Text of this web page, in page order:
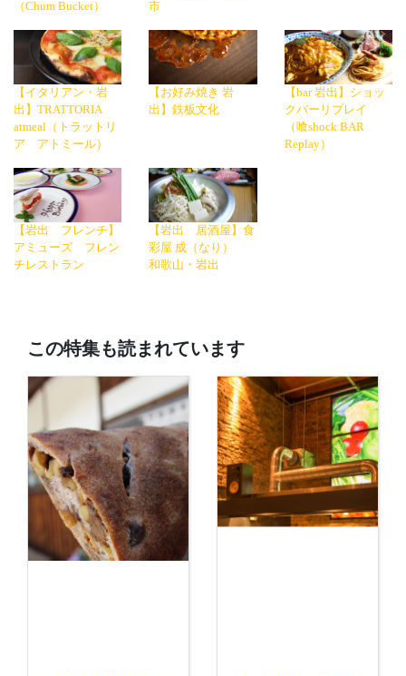
（Chum Bucket）
市
【イタリアン・岩
出】TRATTORIA
atmeal（トラットリ
ア アトミール）
【お好み焼き 岩
出】鉄板文化
【bar 岩出】ショッ
クバーリプレイ
（喰shock BAR
Replay）
【岩出 フレンチ】
アミューズ フレン
チレストラン
【岩出 居酒屋】食
彩屋 成（なり）
和歌山・岩出
この特集も読まれています